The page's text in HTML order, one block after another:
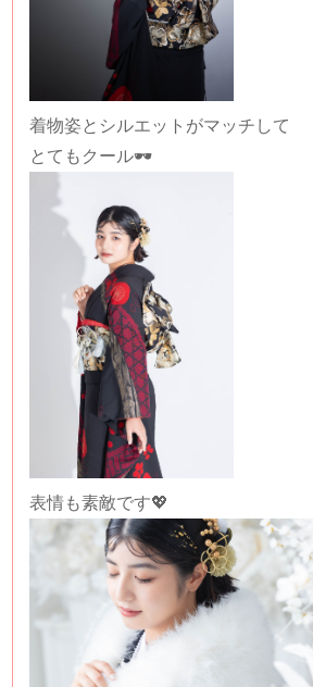
着物姿とシルエットがマッチして
とてもクール🕶
表情も素敵です💖